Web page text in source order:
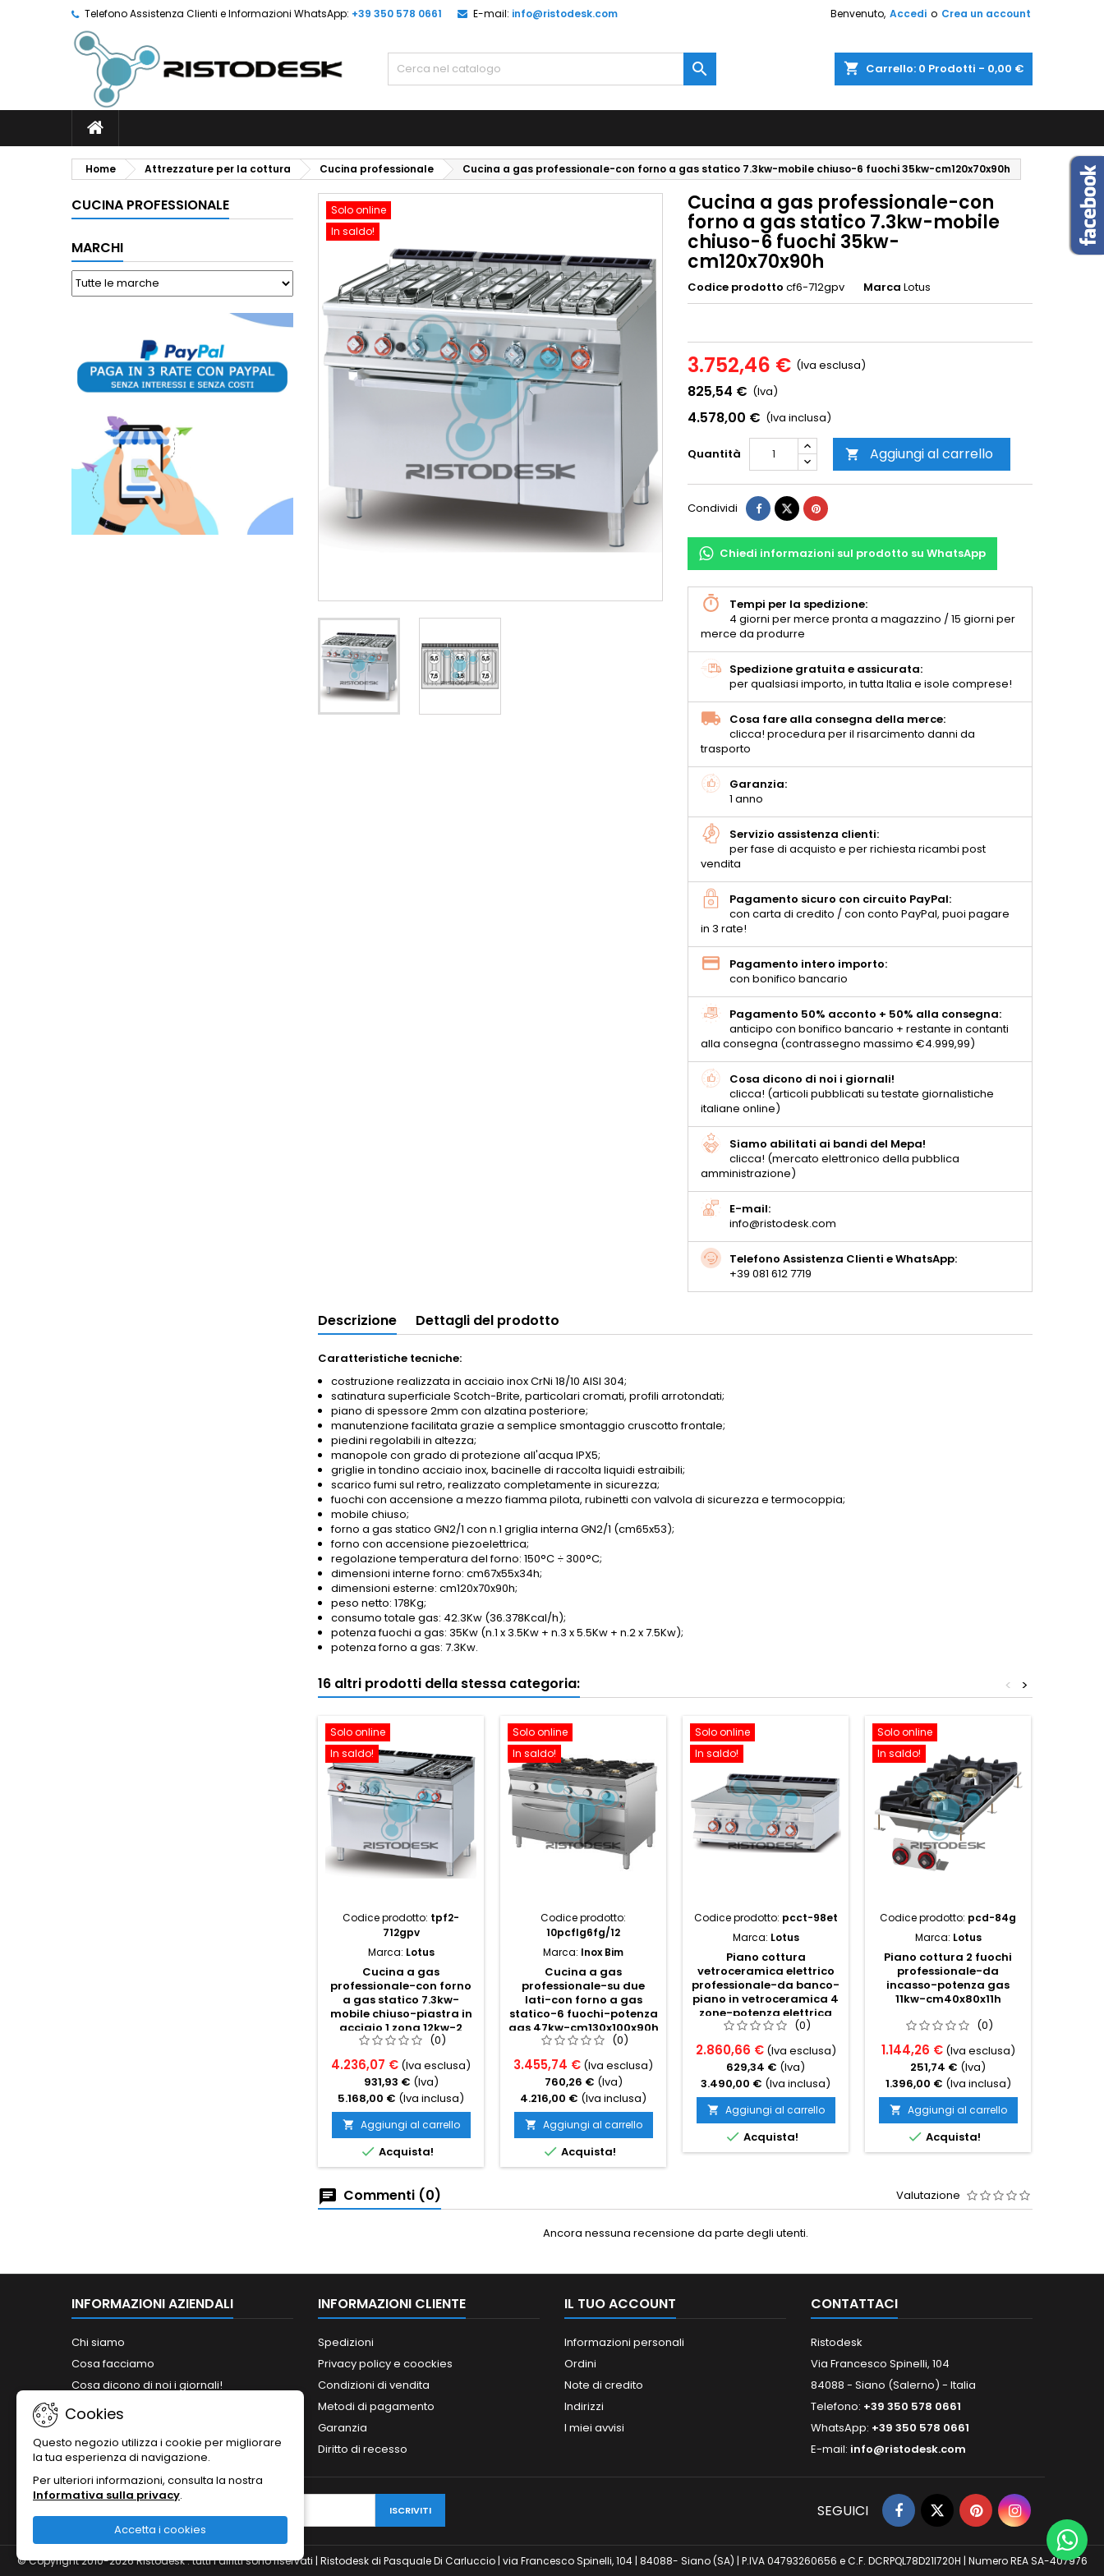
Telefono Assistenza Clienti e Informazioni WhatsApp: +39 350 578 0661 E-mail: info@ristodesk.com Benvenuto, Accedi o Crea un account
shopping_cart Carrello: 0 Prodotti - 0,00 €

Home Attrezzature per la cottura Cucina professionale Cucina a gas professionale-con forno a gas statico 7.3kw-mobile chiuso-6 fuochi 35kw-cm120x70x90h
CUCINA PROFESSIONALE
MARCHI
Solo online
In saldo!
Cucina a gas professionale-con
forno a gas statico 7.3kw-mobile
chiuso-6 fuochi 35kw-
cm120x70x90h
Codice prodotto cf6-712gpv Marca Lotus
3.752,46 € (Iva esclusa)
825,54 € (Iva)
4.578,00 € (Iva inclusa)
Quantità  Aggiungi al carrello
Condividi
Chiedi informazioni sul prodotto su WhatsApp
Tempi per la spedizione:
4 giorni per merce pronta a magazzino / 15 giorni per
merce da produrre
Spedizione gratuita e assicurata:
per qualsiasi importo, in tutta Italia e isole comprese!
Cosa fare alla consegna della merce:
clicca! procedura per il risarcimento danni da
trasporto
Garanzia:
1 anno
Servizio assistenza clienti:
per fase di acquisto e per richiesta ricambi post
vendita
Pagamento sicuro con circuito PayPal:
con carta di credito / con conto PayPal, puoi pagare
in 3 rate!
Pagamento intero importo:
con bonifico bancario
Pagamento 50% acconto + 50% alla consegna:
anticipo con bonifico bancario + restante in contanti
alla consegna (contrassegno massimo €4.999,99)
Cosa dicono di noi i giornali!
clicca! (articoli pubblicati su testate giornalistiche
italiane online)
Siamo abilitati ai bandi del Mepa!
clicca! (mercato elettronico della pubblica
amministrazione)
E-mail:
info@ristodesk.com
Telefono Assistenza Clienti e WhatsApp:
+39 081 612 7719
Descrizione Dettagli del prodotto
Caratteristiche tecniche:
costruzione realizzata in acciaio inox CrNi 18/10 AISI 304;
satinatura superficiale Scotch-Brite, particolari cromati, profili arrotondati;
piano di spessore 2mm con alzatina posteriore;
manutenzione facilitata grazie a semplice smontaggio cruscotto frontale;
piedini regolabili in altezza;
manopole con grado di protezione all'acqua IPX5;
griglie in tondino acciaio inox, bacinelle di raccolta liquidi estraibili;
scarico fumi sul retro, realizzato completamente in sicurezza;
fuochi con accensione a mezzo fiamma pilota, rubinetti con valvola di sicurezza e termocoppia;
mobile chiuso;
forno a gas statico GN2/1 con n.1 griglia interna GN2/1 (cm65x53);
forno con accensione piezoelettrica;
regolazione temperatura del forno: 150°C ÷300°C;
dimensioni interne forno: cm67x55x34h;
dimensioni esterne: cm120x70x90h;
peso netto: 178Kg;
consumo totale gas: 42.3Kw (36.378Kcal/h);
potenza fuochi a gas: 35Kw (n.1 x 3.5Kw + n.3 x 5.5Kw + n.2 x 7.5Kw);
potenza forno a gas: 7.3Kw.
16 altri prodotti della stessa categoria: >
<
Solo online
In saldo!
Codice prodotto: tpf2-
712gpv
Marca: Lotus
Cucina a gas
professionale-con forno
a gas statico 7.3kw-
mobile chiuso-piastra in
acciaio 1 zona 12kw-2
fuochi 13kw-
cm120x70x90h
(0)
4.236,07 € (Iva esclusa)
931,93 € (Iva)
5.168,00 € (Iva inclusa)
 Aggiungi al carrello
 Acquista!
Solo online
In saldo!
Codice prodotto:
10pcflg6fg/12
Marca: Inox Bim
Cucina a gas
professionale-su due
lati-con forno a gas
statico-6 fuochi-potenza
gas 47kw-cm130x100x90h
(0)
3.455,74 € (Iva esclusa)
760,26 € (Iva)
4.216,00 € (Iva inclusa)
 Aggiungi al carrello
 Acquista!
Solo online
In saldo!
Codice prodotto: pcct-98et
Marca: Lotus
Piano cottura
vetroceramica elettrico
professionale-da banco-
piano in vetroceramica 4
zone-potenza elettrica
13.6kw-cm80x90x28h
(0)
2.860,66 € (Iva esclusa)
629,34 € (Iva)
3.490,00 € (Iva inclusa)
 Aggiungi al carrello
 Acquista!
Solo online
In saldo!
Codice prodotto: pcd-84g
Marca: Lotus
Piano cottura 2 fuochi
professionale-da
incasso-potenza gas
11kw-cm40x80x11h
(0)
1.144,26 € (Iva esclusa)
251,74 € (Iva)
1.396,00 € (Iva inclusa)
 Aggiungi al carrello
 Acquista!
Commenti (0) Valutazione
Ancora nessuna recensione da parte degli utenti.
INFORMAZIONI AZIENDALI
Chi siamo
Cosa facciamo
Cosa dicono di noi i giornali!
Siamo abilitati ai bandi del MePA!
Contattaci
INFORMAZIONI CLIENTE
Spedizioni
Privacy policy e coockies
Condizioni di vendita
Metodi di pagamento
Garanzia
Diritto di recesso
IL TUO ACCOUNT
Informazioni personali
Ordini
Note di credito
Indirizzi
I miei avvisi
CONTATTACI
Ristodesk
Via Francesco Spinelli, 104
84088 - Siano (Salerno) - Italia
Telefono: +39 350 578 0661
WhatsApp: +39 350 578 0661
E-mail: info@ristodesk.com
Cookies
Questo negozio utilizza i cookie per migliorare
la tua esperienza di navigazione.
Per ulteriori informazioni, consulta la nostra
Informativa sulla privacy.
Accetta i cookies
SEGUICI
© Copyright 2010-2026 Ristodesk : tutti i diritti sono riservati | Ristodesk di Pasquale Di Carluccio | via Francesco Spinelli, 104 | 84088- Siano (SA) | P.IVA 04793260656 e C.F. DCRPQL78D21I720H | Numero REA SA-407976